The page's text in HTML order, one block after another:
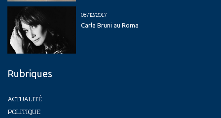
08/12/2017
Carla Bruni au Roma
Rubriques
ACTUALITÉ
POLITIQUE